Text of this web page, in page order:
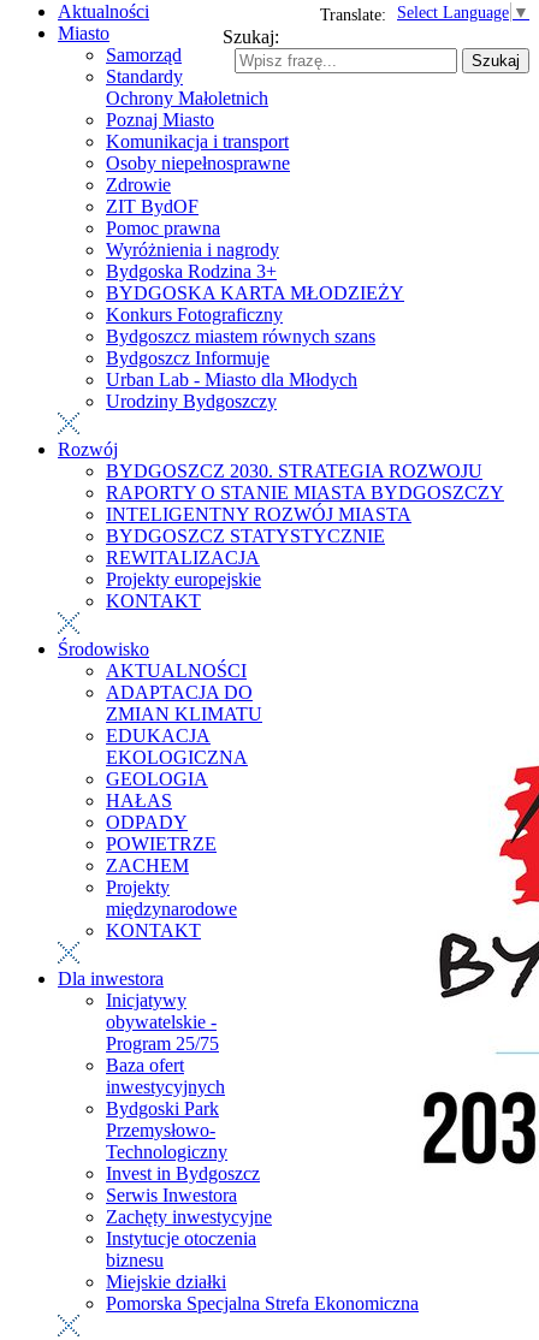
Select Language ▼
Translate:
Szukaj:
Szukaj
Aktualności
Miasto
Samorząd
Standardy
Ochrony Małoletnich
Poznaj Miasto
Komunikacja i transport
Osoby niepełnosprawne
Zdrowie
ZIT BydOF
Pomoc prawna
Wyróżnienia i nagrody
Bydgoska Rodzina 3+
BYDGOSKA KARTA MŁODZIEŻY
Konkurs Fotograficzny
Bydgoszcz miastem równych szans
Bydgoszcz Informuje
Urban Lab - Miasto dla Młodych
Urodziny Bydgoszczy
Rozwój
BYDGOSZCZ 2030. STRATEGIA ROZWOJU
RAPORTY O STANIE MIASTA BYDGOSZCZY
INTELIGENTNY ROZWÓJ MIASTA
BYDGOSZCZ STATYSTYCZNIE
REWITALIZACJA
Projekty europejskie
KONTAKT
Środowisko
AKTUALNOŚCI
ADAPTACJA DO
ZMIAN KLIMATU
EDUKACJA
EKOLOGICZNA
GEOLOGIA
HAŁAS
ODPADY
POWIETRZE
ZACHEM
Projekty
międzynarodowe
KONTAKT
Dla inwestora
Inicjatywy
obywatelskie -
Program 25/75
Baza ofert
inwestycyjnych
Bydgoski Park
Przemysłowo-
Technologiczny
Invest in Bydgoszcz
Serwis Inwestora
Zachęty inwestycyjne
Instytucje otoczenia
biznesu
Miejskie działki
Pomorska Specjalna Strefa Ekonomiczna